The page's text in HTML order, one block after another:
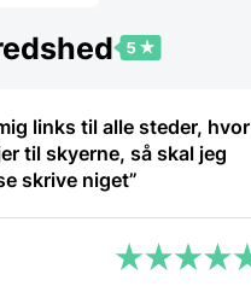
links til alle steder, hvor
til skyerne, så skal jeg
skrive niget”